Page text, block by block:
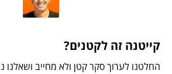
קייטנה זה לקטנים?
החלטנו לערוך סקר קטן ולא מחייב ושאלנו